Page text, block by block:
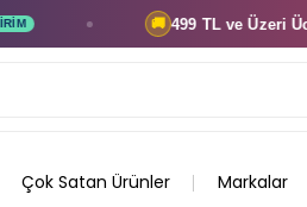
499 TL ve Üzeri
Çok Satan Ürünler Markalar